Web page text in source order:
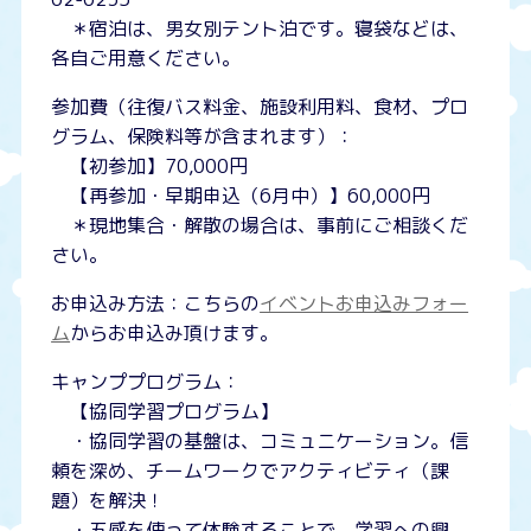
＊宿泊は、男女別テント泊です。寝袋などは、
各自ご用意ください。
参加費（往復バス料金、施設利用料、食材、プロ
グラム、保険料等が含まれます）：
【初参加】70,000円
【再参加・早期申込（6月中）】60,000円
＊現地集合・解散の場合は、事前にご相談くだ
さい。
お申込み方法：こちらのイベントお申込みフォー
ムからお申込み頂けます。
キャンププログラム：
【協同学習プログラム】
・協同学習の基盤は、コミュニケーション。信
頼を深め、チームワークでアクティビティ（課
題）を解決！